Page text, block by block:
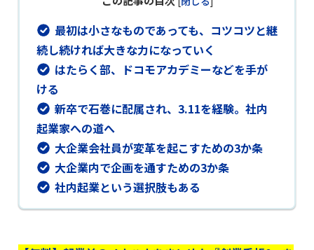
最初は小さなものであっても、コツコツと継
続し続ければ大きな力になっていく
はたらく部、ドコモアカデミーなどを手が
ける
新卒で石巻に配属され、3.11を経験。社内
起業家への道へ
大企業会社員が変革を起こすための3か条
大企業内で企画を通すための3か条
社内起業という選択肢もある